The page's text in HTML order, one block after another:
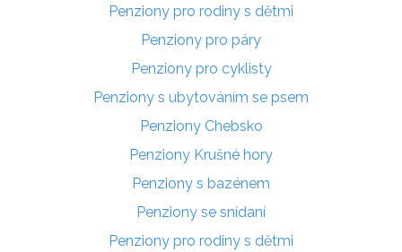
Penziony pro rodiny s dětmi
Penziony pro páry
Penziony pro cyklisty
Penziony s ubytováním se psem
Penziony Chebsko
Penziony Krušné hory
Penziony s bazénem
Penziony se snídaní
Penziony pro rodiny s dětmi